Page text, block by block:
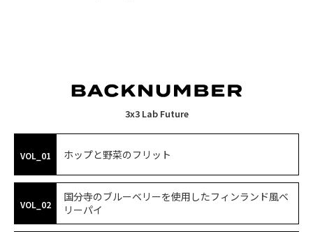
3x3 Lab Future
VOL_01 ホップと野菜のフリット
VOL_02
国分寺のブルーベリーを使用したフィンランド風ベ
リーパイ